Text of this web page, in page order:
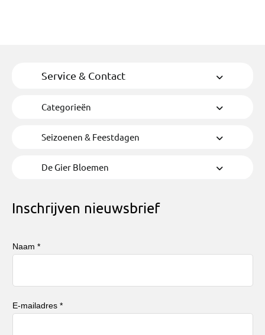
Service & Contact
Categorieën
Seizoenen & Feestdagen
De Gier Bloemen
Inschrijven nieuwsbrief
Naam *
E-mailadres *